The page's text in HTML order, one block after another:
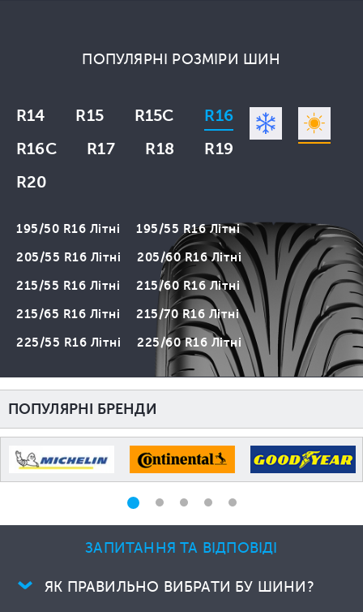
ЗАПИТАННЯ ТА ВІДПОВІДІ
ЯК ПРАВИЛЬНО ВИБРАТИ БУ ШИНИ?
ПОПУЛЯРНІ РОЗМІРИ ШИН
R14 R15 R15C
R16
R16C
R17 R18
R19
R20
195/50 R16 Літні
195/55 R16 Літні
205/55 R16 Літні
205/60 R16 Літні
215/55 R16 Літні
215/60 R16 Літні
215/65 R16 Літні
215/70 R16 Літні
225/55 R16 Літні
225/60 R16 Літні
ПОПУЛЯРНІ БРЕНДИ